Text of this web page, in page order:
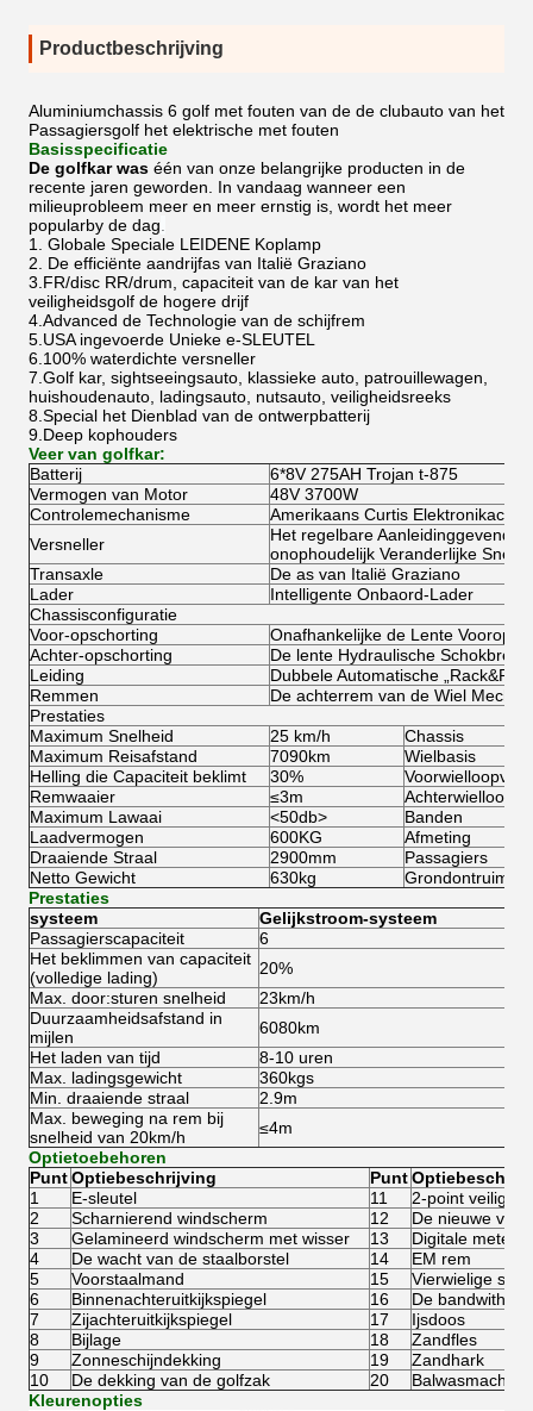
Productbeschrijving
Aluminiumchassis 6 golf met fouten van de de clubauto van het
Passagiersgolf het elektrische met fouten
Basisspecificatie
De golfkar was één van onze belangrijke producten in de
recente jaren geworden. In vandaag wanneer een
milieuprobleem meer en meer ernstig is, wordt het meer
popularby de dag
1. Globale Speciale LEIDENE Koplamp
2. De efficiënte aandrijfas van Italië Graziano
3.FR/disc RR/drum, capaciteit van de kar van het
veiligheidsgolf de hogere drijf
4.Advanced de Technologie van de schijfrem
5.USA ingevoerde Unieke e-SLEUTEL
6.100% waterdichte versneller
7.Golf kar, sightseeingsauto, klassieke auto, patrouillewagen,
huishoudenauto, ladingsauto, nutsauto, veiligheidsreeks
8.Special het Dienblad van de ontwerpbatterij
9.Deep kophouders
Veer van golfkar:
Batterij
6*8V 275AH Trojan t-875
Vermogen van Motor
48V 3700W
Controlemechanisme
Amerikaans Curtis
Versneller
Het regelbare Aanleidinggevende
onophoudelijk Veranderlijke
Transaxle
De as van Italië Graziano
Lader
Intelligente Onbaord-Lader
Chassisconfiguratie
Voor-opschorting
Onafhankelijke de Lente
Achter-opschorting
De lente Hydraulische
Leiding
Dubbele Automatische
Remmen
De achterrem van de Wiel
Prestaties
Maximum Snelheid
25 km/h
Chassis
Maximum Reisafstand
7090km
Wielbasis
Helling die Capaciteit beklimt
30%
Voorwielloopvlak
Remwaaier
≤3m
Maximum Lawaai
<50db>
Banden
Laadvermogen
600KG
Afmeting
Draaiende Straal
2900mm
Passagiers
Netto Gewicht
630kg
Grondontruiming
Prestaties
systeem
Gelijkstroom-systeem
Passagierscapaciteit
6
Het beklimmen van capaciteit
(volledige lading)
20%
Max. door:sturen snelheid
23km/h
Duurzaamheidsafstand in
mijlen
6080km
Het laden van tijd
8-10 uren
Max. ladingsgewicht
360kgs
Min. draaiende straal
2.9m
Max. beweging na rem bij
snelheid van 20km/h
≤4m
Optietoebehoren
PuntOptiebeschrijving Punt
1
E-sleutel 11
2-point
2
Scharnierend windscherm 12
De nieuwe
3
Gelamineerd windscherm met wisser 13
Digitale meter
4
De wacht van de staalborstel 14
EM rem
5
Voorstaalmand 15
Vierwielige
6
Binnenachteruitkijkspiegel 16
De
7
Zijachteruitkijkspiegel 17
Ijsdoos
8
Bijlage 18
Zandfles
9
Zonneschijndekking 19
Zandhark
10
De dekking van de golfzak 20
Balwasmachine
Kleurenopties